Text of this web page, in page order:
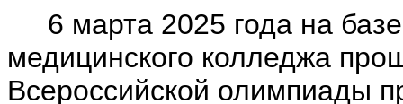
6 марта 2025 года на базе
медицинского колледжа
Всероссийской олимпиады